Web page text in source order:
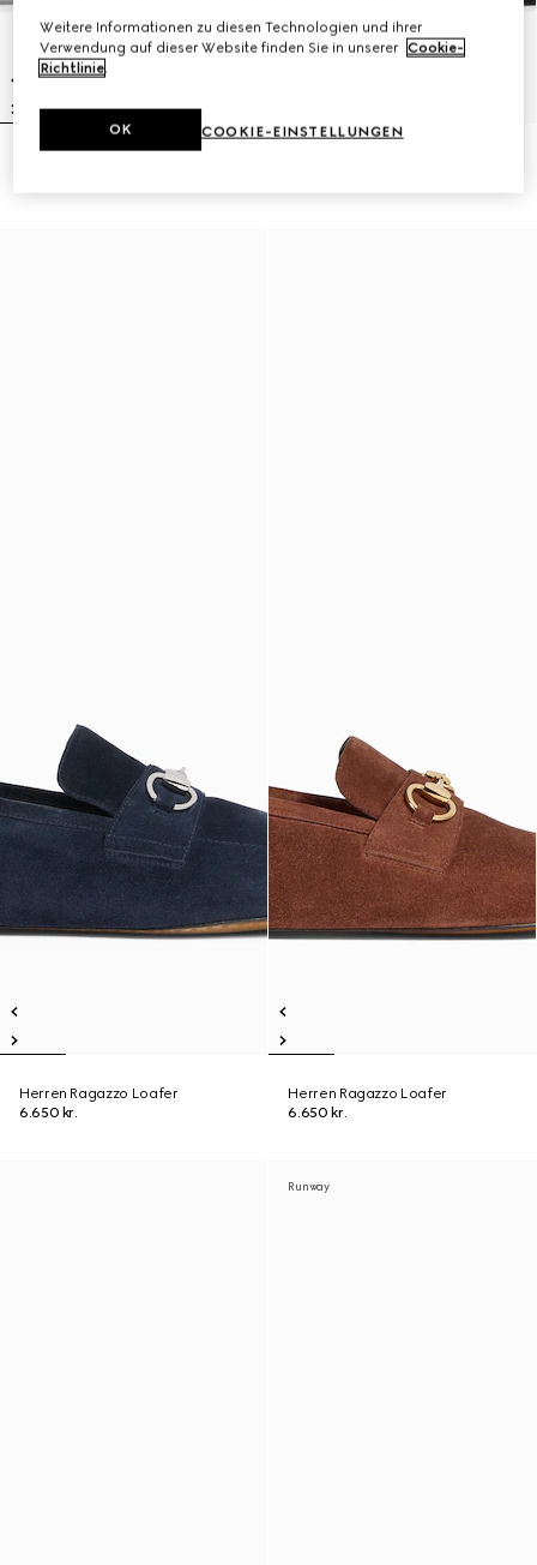
Herren Ragazzo Loafer
6.650 kr.
Herren Ragazzo Loafer
6.650 kr.
Runway
Weitere Informationen zu diesen Technologien und ihrer
Verwendung auf dieser Website finden Sie in unserer Cookie-
Richtlinie.
COOKIE-EINSTELLUNGEN
OK